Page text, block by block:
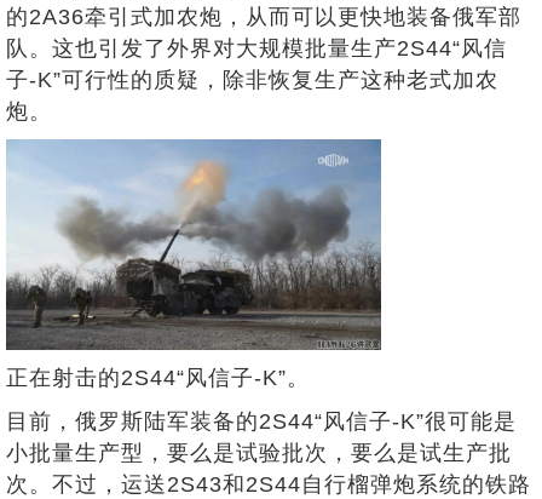
的2A36牵引式加农炮，从而可以更快地装备俄军部
队。这也引发了外界对大规模批量生产2S44“风信
子-K”可行性的质疑，除非恢复生产这种老式加农
炮。
正在射击的2S44“风信子-K”。
目前，俄罗斯陆军装备的2S44“风信子-K”很可能是
小批量生产型，要么是试验批次，要么是试生产批
次。不过，运送2S43和2S44自行榴弹炮系统的铁路